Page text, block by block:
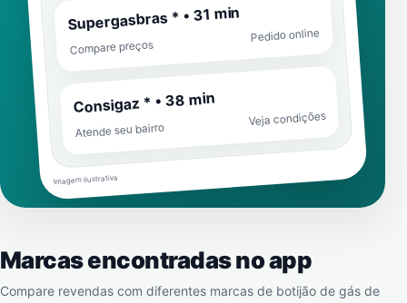
Supergasbras * • 31 min
Compare preços
Pedido online
Consigaz * • 38 min
Atende seu bairro
Veja condições
Imagem ilustrativa
Marcas encontradas no app
Compare revendas com diferentes marcas de botijão de gás de